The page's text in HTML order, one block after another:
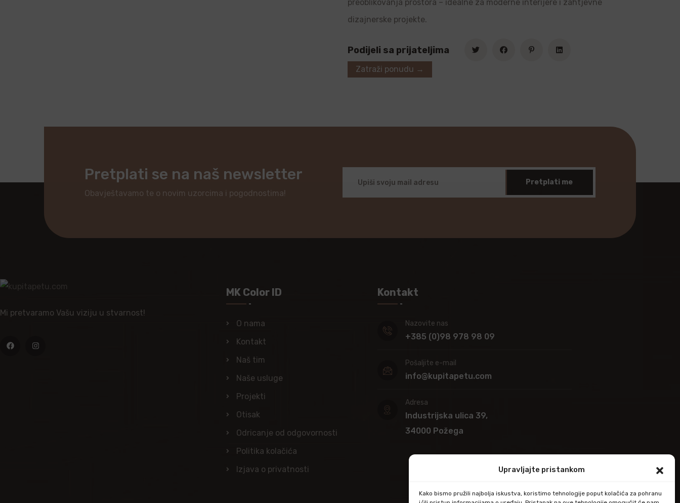
Upravljajte pristankom
Kako bismo pružili najbolja iskustva, koristimo tehnologije poput kolačića za pohranu
preoblikovanja prostora – idealne za moderne interijere i zahtjevne
dizajnerske projekte.
Podijeli sa prijateljima
Zatraži ponudu →
Pretplati se na naš newsletter
Obavještavamo te o novim uzorcima i pogodnostima!
Pretplati me
Mi pretvaramo Vašu viziju u stvarnost!
MK Color ID
O nama
Kontakt
Naš tim
Naše usluge
Projekti
Otisak
Odricanje od odgovornosti
Politika kolačića
Izjava o privatnosti
Kontakt
Nazovite nas
+385 (0)98 978 98 09
Pošaljite e-mail
info@kupitapetu.com
Adresa
Industrijska ulica 39,
34000 Požega